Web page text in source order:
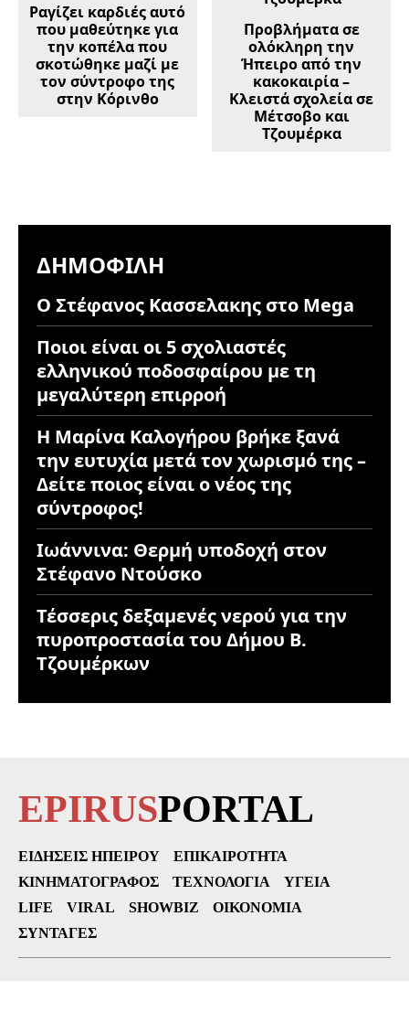
Ραγίζει καρδιές αυτό
που μαθεύτηκε για
την κοπέλα που
σκοτώθηκε μαζί με
τον σύντροφο της
στην Κόρινθο
Προβλήματα σε
ολόκληρη την
Ήπειρο από την
κακοκαιρία –
Κλειστά σχολεία σε
Μέτσοβο και
Τζουμέρκα
ΔΗΜΟΦΙΛΉ
Ο Στέφανος Κασσελακης στο Mega
Ποιοι είναι οι 5 σχολιαστές
ελληνικού ποδοσφαίρου με τη
μεγαλύτερη επιρροή
Η Μαρίνα Καλογήρου βρήκε ξανά
την ευτυχία μετά τον χωρισμό της –
Δείτε ποιος είναι ο νέος της
σύντροφος!
Ιωάννινα: Θερμή υποδοχή στον
Στέφανο Ντούσκο
Τέσσερις δεξαμενές νερού για την
πυροπροστασία του Δήμου Β.
Τζουμέρκων
EPIRUSPORTAL
ΕΙΔΉΣΕΙΣ ΗΠΕΊΡΟΥ
ΕΠΙΚΑΙΡΌΤΗΤΑ
ΚΙΝΗΜΑΤΟΓΡΆΦΟΣ
ΤΕΧΝΟΛΟΓΊΑ
ΥΓΕΊΑ
LIFE
VIRAL SHOWBIZ
ΟΙΚΟΝΟΜΊΑ
ΣΥΝΤΑΓΈΣ